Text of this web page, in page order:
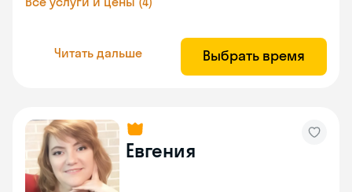
Читать дальше Выбрать время
Евгения